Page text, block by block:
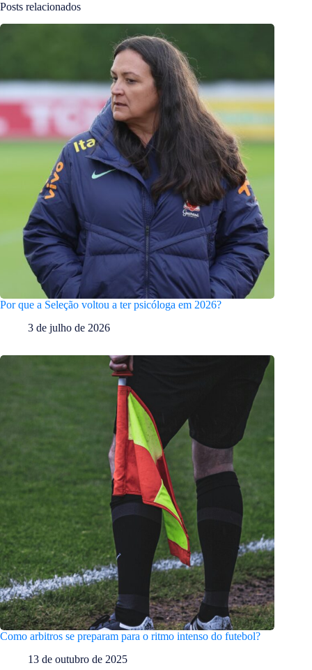
Posts relacionados
Por que a Seleção voltou a ter psicóloga em 2026?
3 de julho de 2026
Como arbitros se preparam para o ritmo intenso do futebol?
13 de outubro de 2025